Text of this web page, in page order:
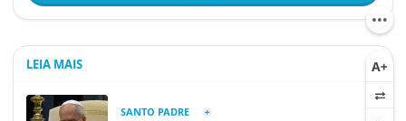
LEIA MAIS
SANTO PADRE